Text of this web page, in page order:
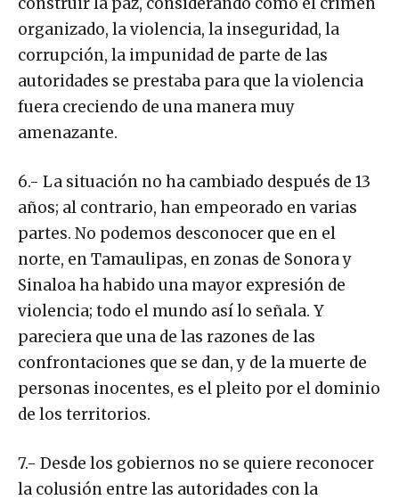
organizado, la violencia, la inseguridad, la
corrupción, la impunidad de parte de las
autoridades se prestaba para que la violencia
fuera creciendo de una manera muy
amenazante.
6.- La situación no ha cambiado después de 13
años; al contrario, han empeorado en varias
partes. No podemos desconocer que en el
norte, en Tamaulipas, en zonas de Sonora y
Sinaloa ha habido una mayor expresión de
violencia; todo el mundo así lo señala. Y
pareciera que una de las razones de las
confrontaciones que se dan, y de la muerte de
personas inocentes, es el pleito por el dominio
de los territorios.
7.- Desde los gobiernos no se quiere reconocer
la colusión entre las autoridades con la